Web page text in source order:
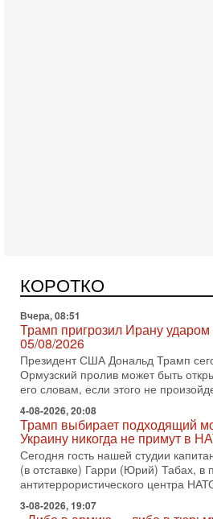
КОРОТКО
его словам, если этого не
4-08-2026, 20:08
Трамп выбирает подходящий
Украину никогда не примут в
Сегодня гость нашей студии
(в отставке) Гарри (Юрий) Табах,
антитеррористического центра
3-08-2026, 19:07
«Либо в армию — либо в
Ситуация вокруг призыва
достигла точки кипения. Попытки
освобождающий уклоняющихся
3-08-2026, 17:18
Хватит отменять атаки! ЦАХАЛ -
Израиль готов ударить по